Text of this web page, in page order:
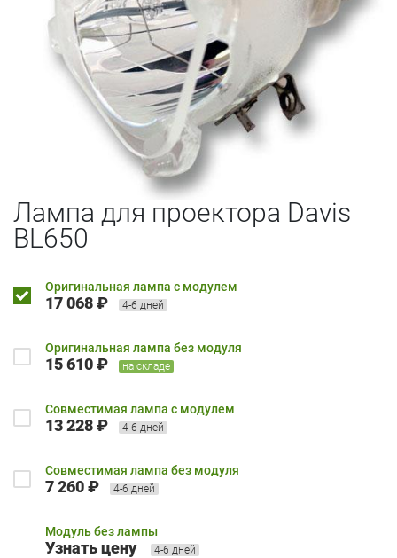
Лампа для проектора Davis
BL650
Оригинальная лампа с модулем
17 068 ₽ 4-6 дней
Оригинальная лампа без модуля
15 610 ₽ на складе
Совместимая лампа с модулем
13 228 ₽ 4-6 дней
Совместимая лампа без модуля
7 260 ₽ 4-6 дней
Модуль без лампы
Узнать цену 4-6 дней